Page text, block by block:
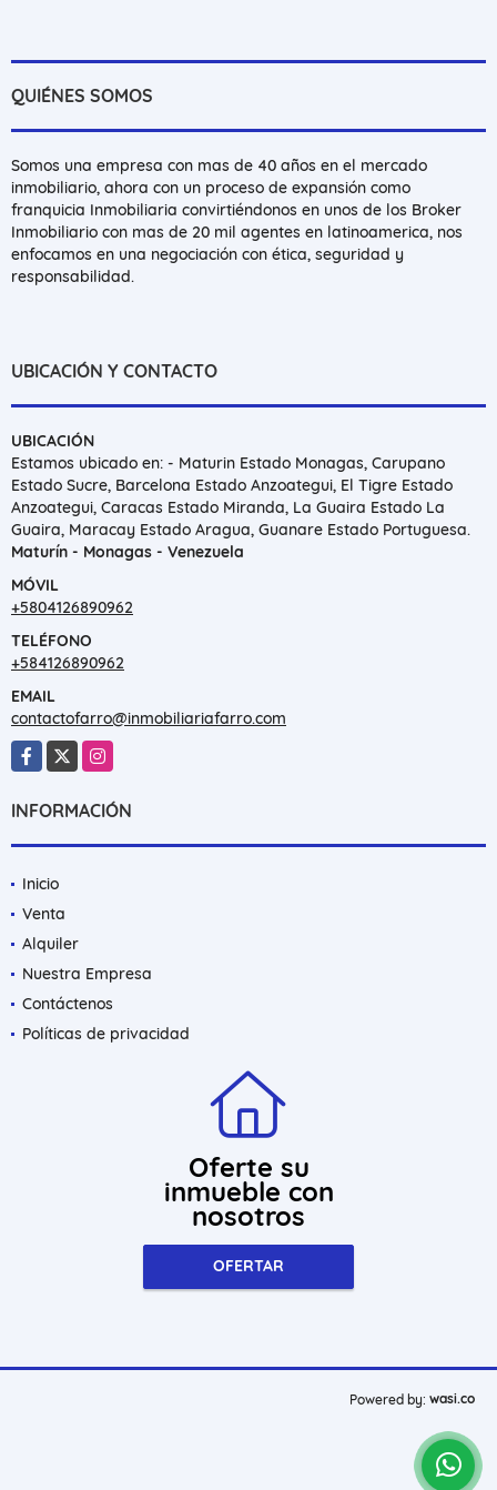
QUIÉNES SOMOS
Somos una empresa con mas de 40 años en el mercado
inmobiliario, ahora con un proceso de expansión como
franquicia Inmobiliaria convirtiéndonos en unos de los Broker
Inmobiliario con mas de 20 mil agentes en latinoamerica, nos
enfocamos en una negociación con ética, seguridad y
responsabilidad.
UBICACIÓN Y CONTACTO
UBICACIÓN
Estamos ubicado en: - Maturin Estado Monagas, Carupano
Estado Sucre, Barcelona Estado Anzoategui, El Tigre Estado
Anzoategui, Caracas Estado Miranda, La Guaira Estado La
Guaira, Maracay Estado Aragua, Guanare Estado Portuguesa.
Maturín - Monagas - Venezuela
MÓVIL
+5804126890962
TELÉFONO
+584126890962
EMAIL
contactofarro@inmobiliariafarro.com
Facebook
X Instagram
INFORMACIÓN
Inicio
Venta
Alquiler
Nuestra Empresa
Contáctenos
Políticas de privacidad
Oferte su
inmueble con
nosotros
OFERTAR
Powered by: wasi.co